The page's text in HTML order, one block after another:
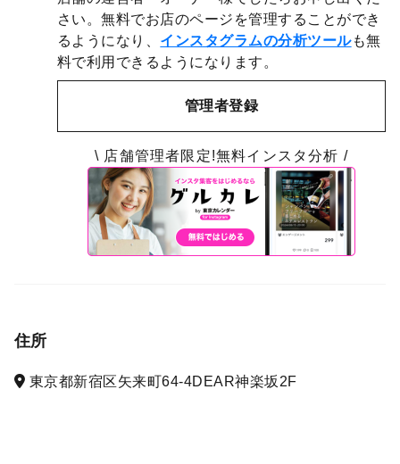
さい。無料でお店のページを管理することができ
るようになり、 インスタグラムの分析ツールも無
料で利用できるようになります。
管理者登録
\ 店舗管理者限定!無料インスタ分析 /
住所
東京都新宿区矢来町64-4DEAR神楽坂2F